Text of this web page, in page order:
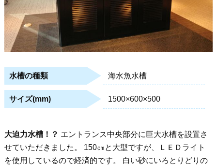
水槽の種類 海水魚水槽
サイズ(mm) 1500×600×500
大迫力水槽！？ エントランス中央部分に巨大水槽を設置さ
せていただきました。 150㎝と大型ですが、ＬＥＤライト
を使用しているので経済的です。 白い砂にいろとりどりの